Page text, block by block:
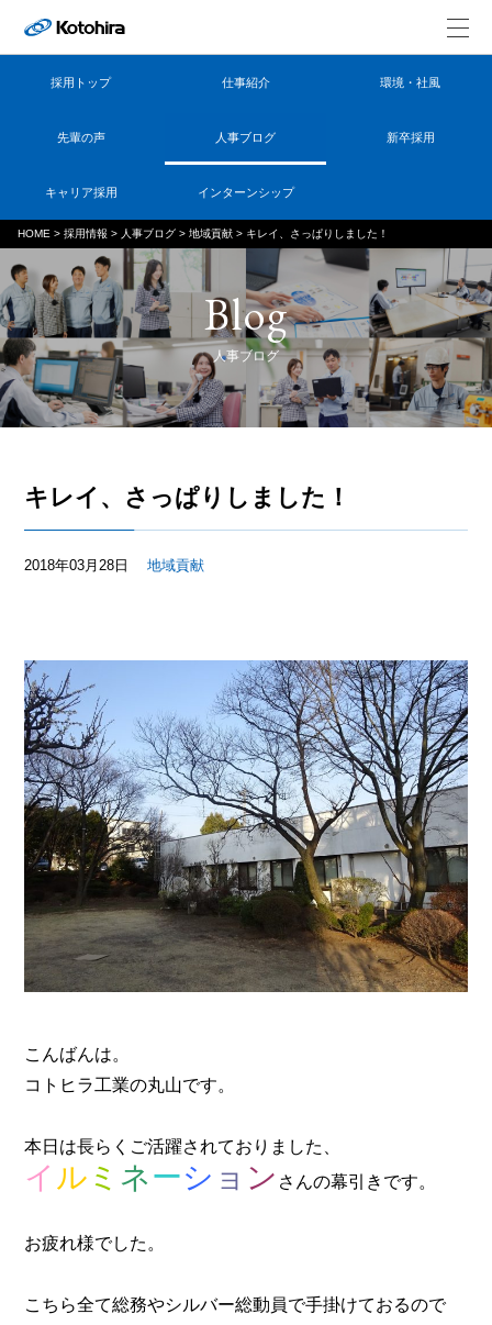
採用トップ 仕事紹介 環境・社風
先輩の声 人事ブログ 新卒採用
キャリア採用 インターンシップ
HOME > 採用情報 > 人事ブログ > 地域貢献 > キレイ、さっぱりしました！
Blog
人事ブログ
キレイ、さっぱりしました！
2018年03月28日地域貢献
こんばんは。
コトヒラ工業の丸山です。
本日は長らくご活躍されておりました、
イ ル ミ ネーシ ョ ン さんの幕引きです。
お疲れ様でした。
こちら全て総務やシルバー総動員で手掛けておるので